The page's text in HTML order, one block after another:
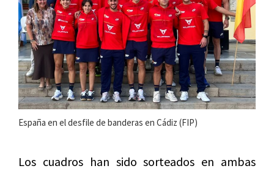
España en el desfile de banderas en Cádiz (FIP)
Los cuadros han sido sorteados en ambas